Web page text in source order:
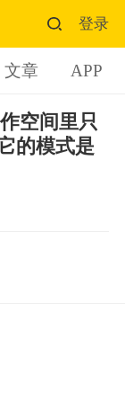
登录
文章 APP
空间里只
的模式是